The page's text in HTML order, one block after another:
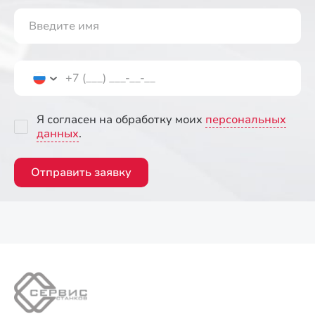
Я согласен на обработку моих персональных
данных.
Отправить заявку